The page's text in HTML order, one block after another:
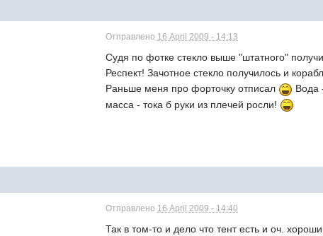
Отправлено 16 April 2009 - 14:13
Судя по фотке стекло выше "штатного"
Респект! Зачотное стекло получилось и
Раньше меня про форточку отписал
Вода
масса - тока б руки из плечей росли!
Отправлено 16 April 2009 - 14:40
Так в том-то и дело что тент есть и оч.